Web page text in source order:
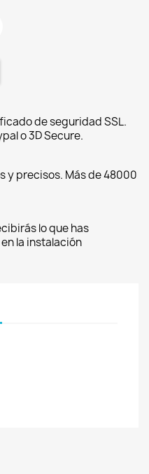
de seguridad SSL.
o 3D Secure.
y precisos. Más de 48000
lo que has
la instalación